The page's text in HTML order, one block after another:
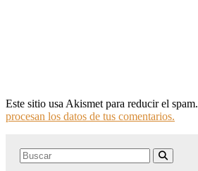
Este sitio usa Akismet para reducir el spam.
procesan los datos de tus comentarios.
Search